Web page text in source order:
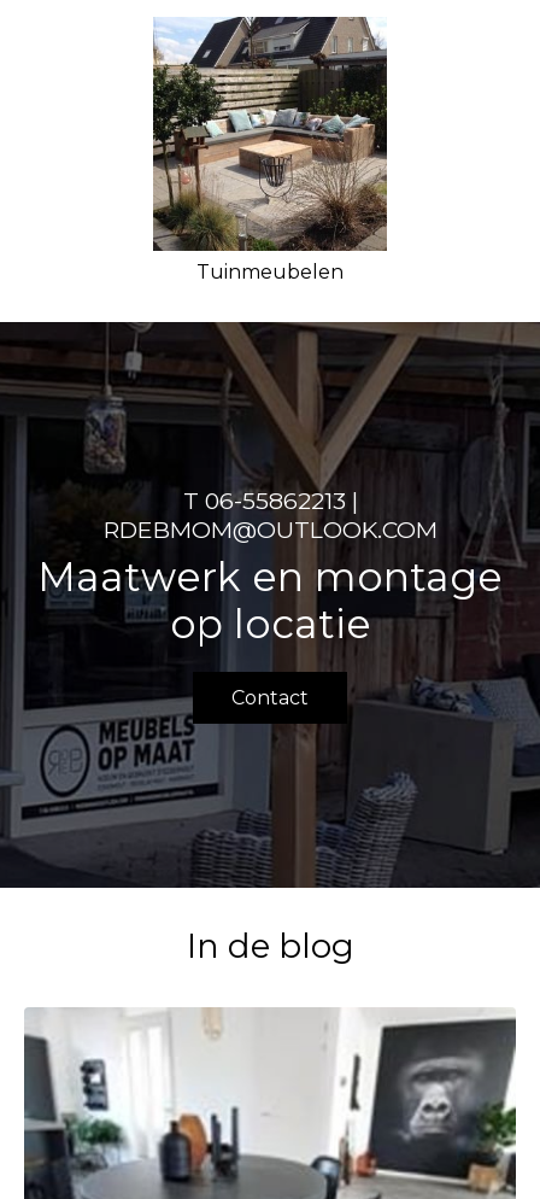
Tuinmeubelen
T 06-55862213 |
RDEBMOM@OUTLOOK.COM
Maatwerk en montage
op locatie
Contact
In de blog